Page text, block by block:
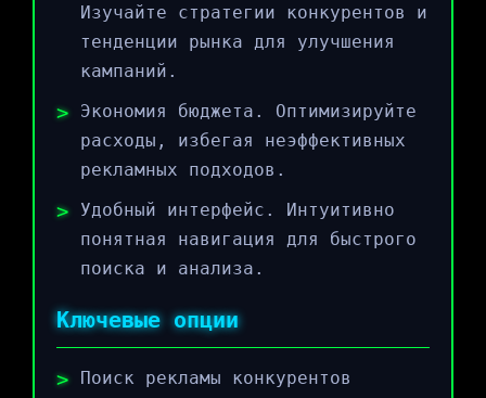
Изучайте стратегии конкурентов и
тенденции рынка для улучшения
кампаний.
Экономия бюджета. Оптимизируйте
расходы, избегая неэффективных
рекламных подходов.
Удобный интерфейс. Интуитивно
понятная навигация для быстрого
поиска и анализа.
Ключевые опции
Поиск рекламы конкурентов